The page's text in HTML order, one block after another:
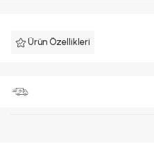
Ürün Özellikleri